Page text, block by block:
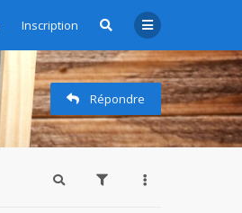
Inscription
Répondre